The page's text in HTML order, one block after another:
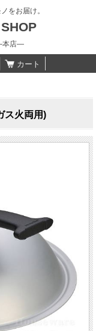
をお届け。
本店―
カート
ス火両用)